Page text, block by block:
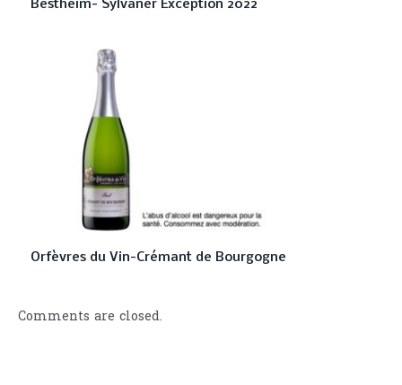
Bestheim- Sylvaner Exception 2022
Orfèvres du Vin-Crémant de Bourgogne
Comments are closed.